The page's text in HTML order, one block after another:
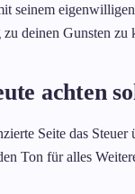
seinem
deinen Gunsten zu
achten
Seite das
Ton für alles